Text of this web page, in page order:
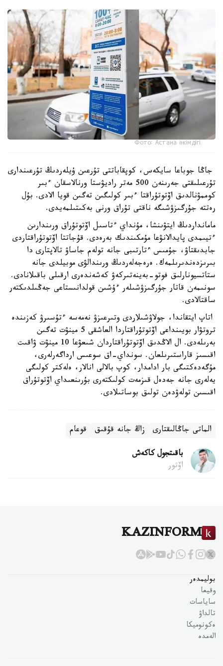
Фото: Астана әкімдігі
جاڭا جوباعا سايكەس، كوپقاباتتى تۇرعىن ۇيلەردىڭ تۇرعىندارى
تۇرعىلىقتى جەرىنەن 500 مەتر راديۋستا ورنالاسقان ءبىر
كوممۋنالدىق اۆتوتۇراقتا ءبىر كولىگىن تەگىن قويا الادى. بۇل
رەتتە جۇرگىزۋشىگە ناقتى تۇراق ورنى بەكىتىلمەيدى.
مامانداردىڭ ايتۋىنشا، مۇنداي ءتاسىل اۆتوتۇراق ورىندارىن
ءتيىمدى پايدالانۋعا مۇمكىندىك بەرەدى. قۇجاتتا اۆتوتۇراقتاردى
جابدىقتاۋ، جۇمىس ءتارتىبى جانە تولەم جاساۋ تالاپتارى دا
بىرىزدەندىرىلمەك. ەرەجەلەردىڭ ورىندالۋى موبيلدى جانە
ستاتسيونارلىق فوتو-بەينەتىركەۋ كەشەندەرى ارقىلى باقىلانادى.
سونىمەن قاتار جۇرگىزۋشىلەر ءۇشىن قولدانىستاعى جەڭىلدىكتەر
ساقتالادى.
اتاپ ايتقاندا، جولاۋشىلاردى وتىرعىزۋ نەمەسە ءتۇسىرۋ كەزىندە
تروتۋار بويىنداعى اۆتوتۇراقتاردا العاشقى 5 مينۋت تەگىن
بەرىلەدى. ال الاڭدىق اۆتوتۇراقتاردان شىعۋعا 10 مينۋت ۋاقىت
اقىسىز قاراستىرىلعان. سونداي-اق سوعىس ارداگەرلەرى،
مۇگەدەكتىگى بار ادامدار، كوپ بالالى انالار، ەلەكتر كولىگى
يەلەرى جانە جەدەل قىزمەت كولىكتەرى بۇرىنعىداي اۆتوتۇراق
اقىسىن تولەۋدەن تولىق بوساتىلادى.
الماتى جاڭالىقتارى زاڭ جانە قۇقىق قوعام
باقىتجول كاكەش
اۆتور
KAZINFORM
بوليمدەر
وقيعا
ساياسات
تالداۋ
ەكونوميكا
الەمدە